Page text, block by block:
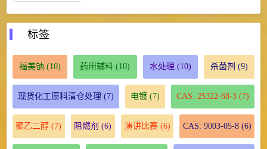
标签
福美钠 (10) 药用辅料 (10) 水处理 (10) 杀菌剂 (9)
现货化工原料清仓处理 (7) 电镀 (7) CAS: 25322-68-3 (7)
聚乙二醇 (7) 阻燃剂 (6) 演讲比赛(6) CAS: 9003-05-8(6)